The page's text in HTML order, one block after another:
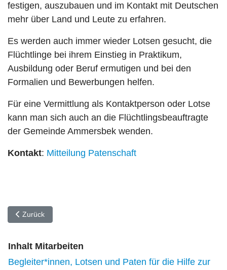
festigen, auszubauen und im Kontakt mit Deutschen
mehr über Land und Leute zu erfahren.
Es werden auch immer wieder Lotsen gesucht, die
Flüchtlinge bei ihrem Einstieg in Praktikum,
Ausbildung oder Beruf ermutigen und bei den
Formalien und Bewerbungen helfen.
Für eine Vermittlung als Kontaktperson oder Lotse
kann man sich auch an die Flüchtlingsbeauftragte
der Gemeinde Ammersbek wenden.
Kontakt: Mitteilung Patenschaft
Vorheriger Beitrag: Den Einstieg in Arbeit und Ausbildung
Zurück
Inhalt Mitarbeiten
Begleiter*innen, Lotsen und Paten für die Hilfe zur